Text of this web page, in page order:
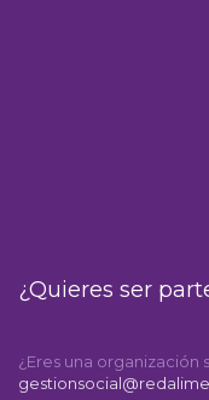
¿Quieres ser
¿Eres una organización